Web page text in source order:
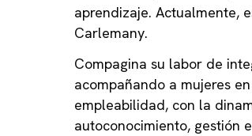
aprendizaje. Actualmente,
Carlemany.
Compagina su labor de
acompañando a mujeres
empleabilidad, con la
autoconocimiento, gestión